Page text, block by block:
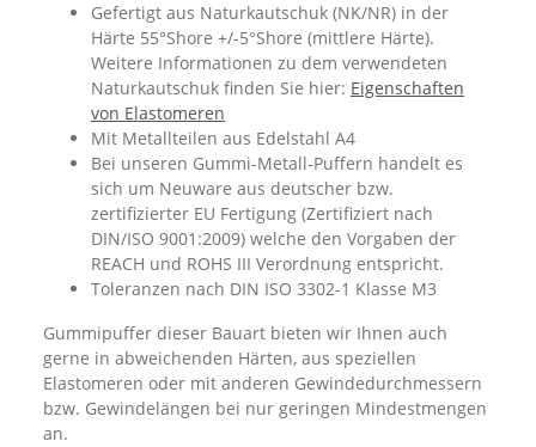
Gefertigt aus Naturkautschuk (NK/NR) in der
Härte 55°Shore +/-5°Shore (mittlere Härte).
Weitere Informationen zu dem verwendeten
Naturkautschuk finden Sie hier: Eigenschaften
von Elastomeren
Mit Metallteilen aus Edelstahl A4
Bei unseren Gummi-Metall-Puffern handelt es
sich um Neuware aus deutscher bzw.
zertifizierter EU Fertigung (Zertifiziert nach
DIN/ISO 9001:2009) welche den Vorgaben der
REACH und ROHS III Verordnung entspricht.
Toleranzen nach DIN ISO 3302-1 Klasse M3
Gummipuffer dieser Bauart bieten wir Ihnen auch
gerne in abweichenden Härten, aus speziellen
Elastomeren oder mit anderen Gewindedurchmessern
bzw. Gewindelängen bei nur geringen Mindestmengen
an.